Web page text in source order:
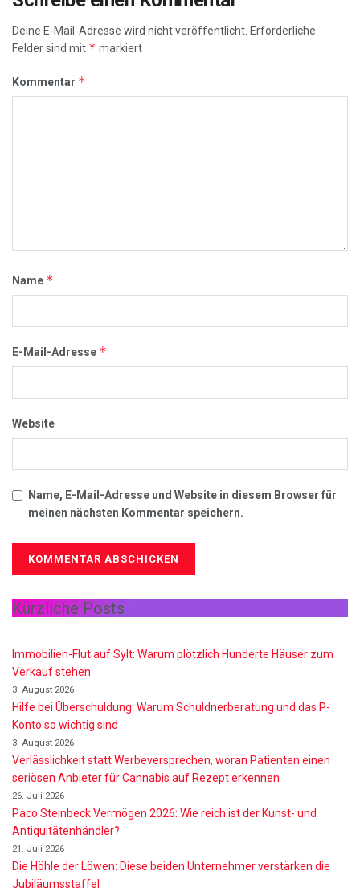
Deine E-Mail-Adresse wird nicht veröffentlicht. Erforderliche
Felder sind mit * markiert
Kommentar *
Name *
E-Mail-Adresse *
Website
Name, E-Mail-Adresse und Website in diesem Browser für
meinen nächsten Kommentar speichern.
Kürzliche Posts
Immobilien-Flut auf Sylt: Warum plötzlich Hunderte Häuser zum
Verkauf stehen
3. August 2026
Hilfe bei Überschuldung: Warum Schuldnerberatung und das P-
Konto so wichtig sind
3. August 2026
Verlässlichkeit statt Werbeversprechen, woran Patienten einen
seriösen Anbieter für Cannabis auf Rezept erkennen
26. Juli 2026
Paco Steinbeck Vermögen 2026: Wie reich ist der Kunst- und
Antiquitätenhändler?
21. Juli 2026
Die Höhle der Löwen: Diese beiden Unternehmer verstärken die
Jubiläumsstaffel